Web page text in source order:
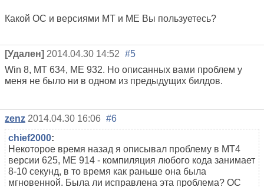
Какой ОС и версиями МТ и МЕ Вы пользуетесь?
[Удален] 2014.04.30 14:52 #5
Win 8, MT 634, ME 932. Но описанных вами проблем у
меня не было ни в одном из предыдущих билдов.
zenz 2014.04.30 16:06 #6
chief2000:
Некоторое время назад я описывал проблему в МТ4
версии 625, МЕ 914 - компиляция любого кода занимает
8-10 секунд, в то время как раньше она была
мгновенной. Была ли исправлена эта проблема? ОС